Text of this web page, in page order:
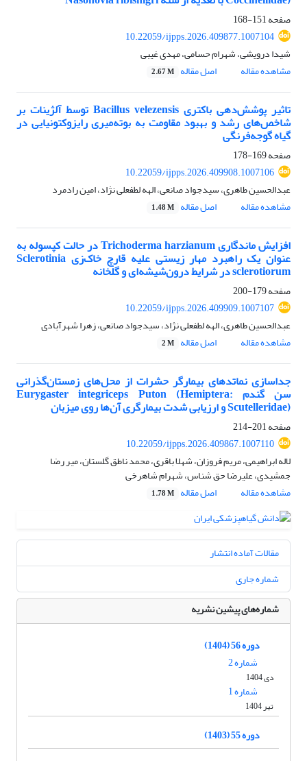
صفحه151-168
10.22059/ijpps.2026.409877.1007104
شیدا درویشی، شهرام حسامی، مهدی غیبی
مشاهده مقاله
اصل مقاله 2.67 M
تاثیر پوشش‌دهی باکتری Bacillus velezensis توسط آلژینات بر
شاخص‌های رشد و بهبود مقاومت به بوته‌میری رایزوکتونیایی در
گیاه گوجه‌فرنگی
صفحه169-178
10.22059/ijpps.2026.409908.1007106
عبدالحسین طاهری، سیدجواد صانعی، الهه لطفعلی نژاد، امین رادمرد
مشاهده مقاله
اصل مقاله 1.48 M
افزایش ماندگاری Trichoderma harzianum در حالت کپسوله به
عنوان یک راهبرد مهار زیستی علیه قارچ خاک‌زی Sclerotinia
sclerotiorum در شرایط درون‌شیشه‌ای و گلخانه
صفحه179-200
10.22059/ijpps.2026.409909.1007107
عبدالحسین طاهری، الهه لطفعلی نژاد، سیدجواد صانعی، زهرا شهرآبادی
مشاهده مقاله
اصل مقاله 2 M
جداسازی نماتدهای بیمارگر حشرات از محل‌های زمستان‌گذرانی
سن گندم Eurygaster integriceps Puton (Hemiptera:
Scutelleridae) و ارزیابی شدت بیمارگری‌ آن‌ها روی میزبان
صفحه201-214
10.22059/ijpps.2026.409867.1007110
لاله ابراهیمی، مریم فروزان، شهلا باقری، محمد ناطق گلستان، میر رضا
جمشیدی، علیرضا حق شناس، شهرام شاهرخی
مشاهده مقاله
اصل مقاله 1.78 M
مقالات آماده انتشار
شماره جاری
شماره‌های پیشین نشریه
دوره 56 (1404)
شماره 2
دی 1404
شماره 1
تیر 1404
دوره 55 (1403)